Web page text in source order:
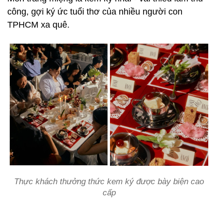
công, gợi ký ức tuổi thơ của nhiều người con
TPHCM xa quê.
Thực khách thưởng thức kem ký được bày biện cao
cấp